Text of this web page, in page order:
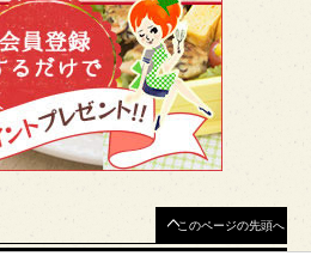
このページの先頭へ